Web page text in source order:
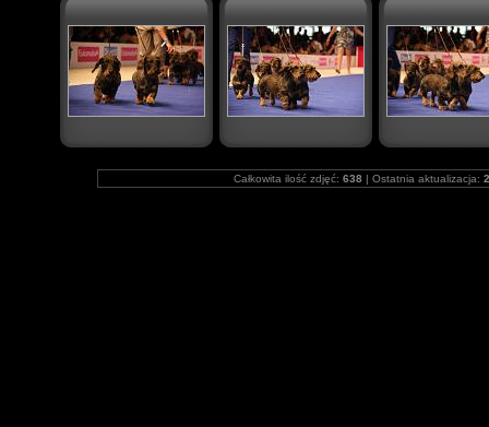
Całkowita ilość zdjęć: 638 | Ostatnia aktualizacja: